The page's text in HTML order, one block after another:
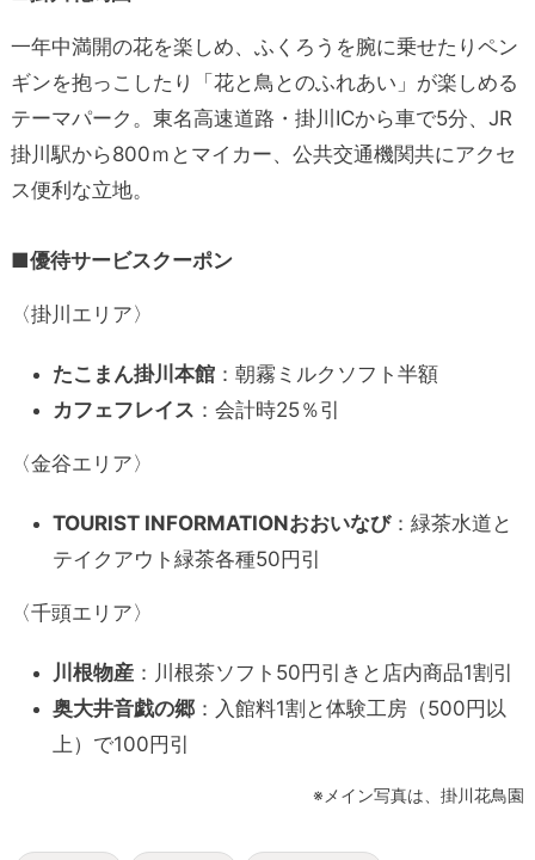
一年中満開の花を楽しめ、ふくろうを腕に乗せたりペン
ギンを抱っこしたり「花と鳥とのふれあい」が楽しめる
テーマパーク。東名高速道路・掛川ICから車で5分、JR
掛川駅から800ｍとマイカー、公共交通機関共にアクセ
ス便利な立地。
■優待サービスクーポン
〈掛川エリア〉
たこまん掛川本館：朝霧ミルクソフト半額
カフェフレイス ：会計時25％引
〈金谷エリア〉
TOURIST INFORMATIONおおいなび：緑茶水道と
テイクアウト緑茶各種50円引
〈千頭エリア〉
川根物産：川根茶ソフト50円引きと店内商品1割引
奥大井音戯の郷：入館料1割と体験工房（500円以
上）で100円引
※メイン写真は、掛川花鳥園